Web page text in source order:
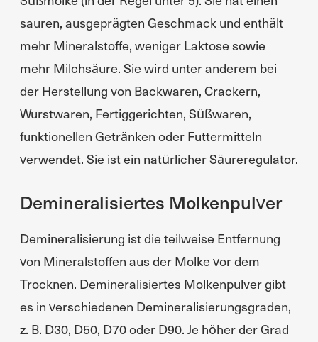
sauren, ausgeprägten Geschmack und enthält
mehr Mineralstoffe, weniger Laktose sowie
mehr Milchsäure. Sie wird unter anderem bei
der Herstellung von Backwaren, Crackern,
Wurstwaren, Fertiggerichten, Süßwaren,
funktionellen Getränken oder Futtermitteln
verwendet. Sie ist ein natürlicher Säureregulator.
Demineralisiertes Molkenpulver
Demineralisierung ist die teilweise Entfernung
von Mineralstoffen aus der Molke vor dem
Trocknen. Demineralisiertes Molkenpulver gibt
es in verschiedenen Demineralisierungsgraden,
z. B. D30, D50, D70 oder D90. Je höher der Grad